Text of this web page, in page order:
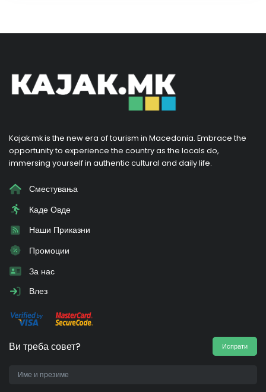
Kajak.mk is the new era of tourism in Macedonia. Embrace the
opportunity to experience the country as the locals do,
immersing yourself in authentic cultural and daily life.
Сместувања
Каде Овде
Наши Приказни
Промоции
За нас
Влез
Ви треба совет? Испрати